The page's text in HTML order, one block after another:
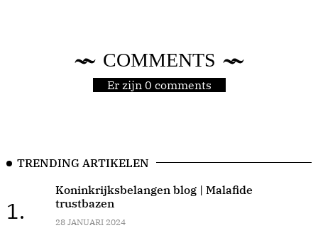
COMMENTS
Er zijn 0 comments
TRENDING ARTIKELEN
1.
Koninkrijksbelangen blog | Malafide
trustbazen
28 JANUARI 2024